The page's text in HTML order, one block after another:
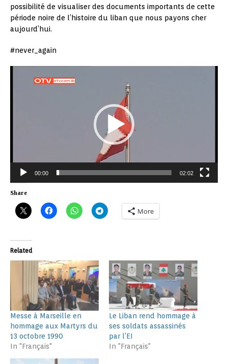
possibilité de visualiser des documents importants de cette
période noire de l’histoire du liban que nous payons cher
aujourd’hui.
#never_again
00:00 02:02
Share
More
Related
Messe à Marseille en
hommage aux Martyrs du
13 octobre 1990
In "Français"
Le Liban rend hommage à
ses soldats assassinés
par l’EI
In "Français"